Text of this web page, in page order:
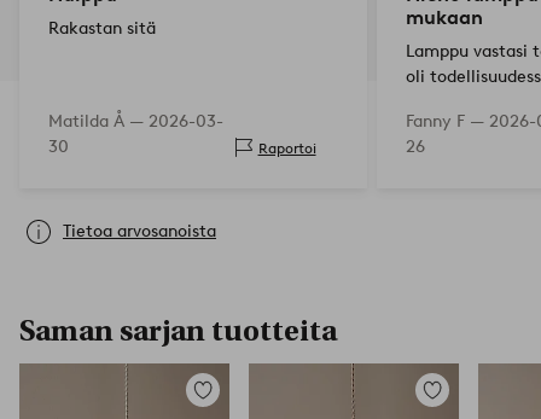
Rakastan sitä
Matilda Å — 2026-03-
30
Raportoi
mukaan
Lamppu vastasi
oli
Fanny F — 2026-
26
Tietoa arvosanoista
Saman sarjan tuotteita
Lisää
Lisää